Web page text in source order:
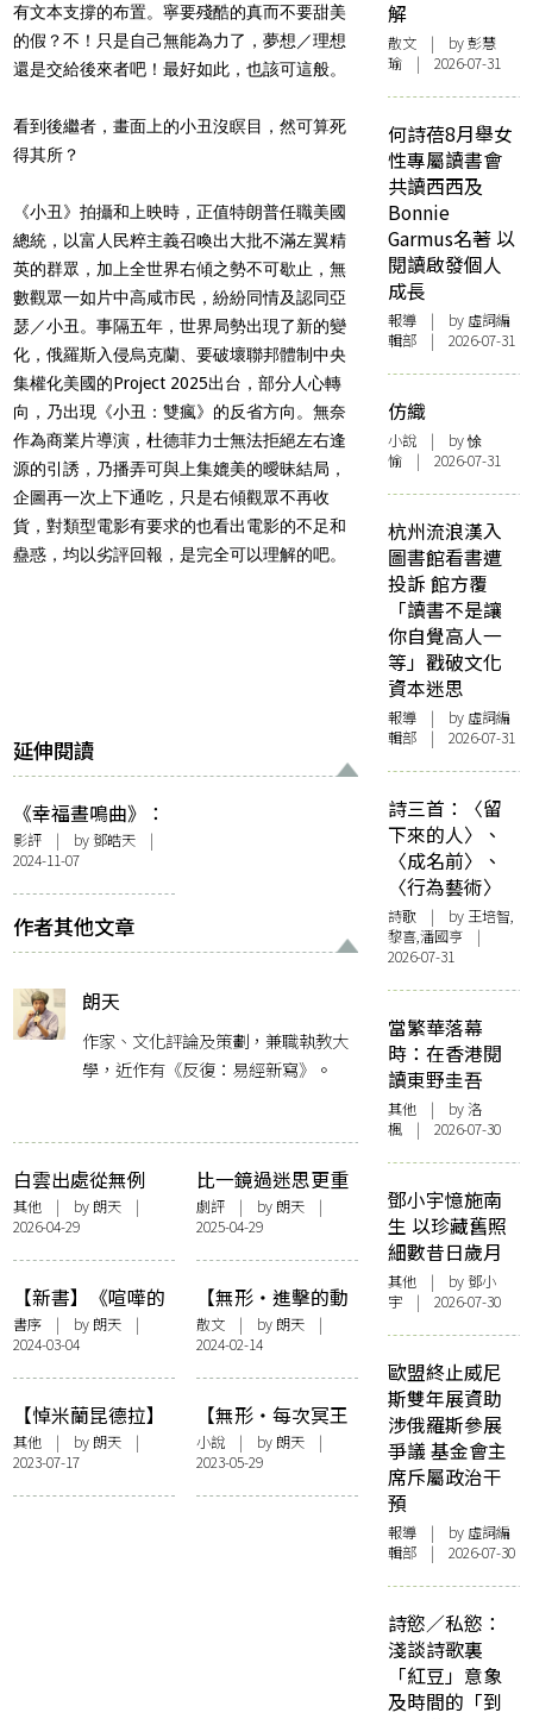
有文本支撐的布置。寧要殘酷的真而不要甜美
的假？不！只是自己無能為力了，夢想／理想
還是交給後來者吧！最好如此，也該可這般。
看到後繼者，畫面上的小丑沒瞑目，然可算死
得其所？
《小丑》拍攝和上映時，正值特朗普任職美國
總統，以富人民粹主義召喚出大批不滿左翼精
英的群眾，加上全世界右傾之勢不可歇止，無
數觀眾一如片中高咸市民，紛紛同情及認同亞
瑟／小丑。事隔五年，世界局勢出現了新的變
化，俄羅斯入侵烏克蘭、要破壞聯邦體制中央
集權化美國的Project 2025出台，部分人心轉
向，乃出現《小丑：雙瘋》的反省方向。無奈
作為商業片導演，杜德菲力士無法拒絕左右逢
源的引誘，乃播弄可與上集媲美的曖昧結局，
企圖再一次上下通吃，只是右傾觀眾不再收
貨，對類型電影有要求的也看出電影的不足和
蠱惑，均以劣評回報，是完全可以理解的吧。
延伸閱讀
《幸福晝鳴曲》：
生死不息，唯愛長
存
影評 | by 鄧皓天 |
2024-11-07
作者其他文章
朗天
作家、文化評論及策劃，兼職執教大
學，近作有《反復：易經新寫》。
白雲出處從無例
——由山今老人離
世說起
其他 | by 朗天 |
2026-04-29
比一鏡過迷思更重
要的疑問符碼——
簡論《混沌少年
時》的敘事策略
劇評| by 朗天|
2025-04-29
【新書】《喧嘩的
碎片》序——荒城
野境煙波未盡
書序 | by 朗天 |
2024-03-04
【無形・進擊的動
漫】由里比多到桑
納托斯 ——緣結
《新世紀福音戰
士》
散文| by 朗天|
2024-02-14
【悼米蘭昆德拉】
笑與忘，輕與重
——略談米蘭昆德
拉的傳世辯證
其他 | by 朗天 |
2023-07-17
【無形・每次冥王
星靠近的時分】出
發到冥王星的男人
小說| by 朗天|
2023-05-29
解
散文 | by 彭慧
瑜 | 2026-07-31
何詩蓓8月舉女
性專屬讀書會
共讀西西及
Bonnie
Garmus名著 以
閱讀啟發個人
成長
報導 | by 虛詞編
輯部 | 2026-07-31
仿織
小說 | by 悇
愉 | 2026-07-31
杭州流浪漢入
圖書館看書遭
投訴 館方覆
「讀書不是讓
你自覺高人一
等」戳破文化
資本迷思
報導 | by 虛詞編
輯部 | 2026-07-31
詩三首：〈留
下來的人〉、
〈成名前〉、
〈行為藝術〉
詩歌 | by 王培智,
黎喜,潘國亨 |
2026-07-31
當繁華落幕
時：在香港閱
讀東野圭吾
其他 | by洛
楓 | 2026-07-30
鄧小宇憶施南
生 以珍藏舊照
細數昔日歲月
其他 | by 鄧小
宇 | 2026-07-30
歐盟終止威尼
斯雙年展資助
涉俄羅斯參展
爭議 基金會主
席斥屬政治干
預
報導 | by 虛詞編
輯部 | 2026-07-30
詩慾／私慾：
淺談詩歌裏
「紅豆」意象
及時間的「到